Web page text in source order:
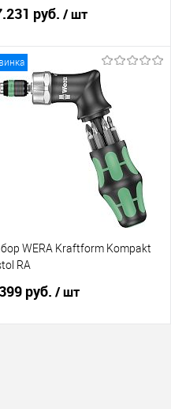
руб. / шт
В корзину
Сравнение
Под заказ
WERA Kraftform Kompakt
RA
руб. / шт